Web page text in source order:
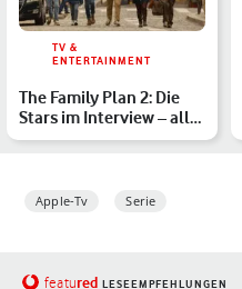
TV &
ENTERTAINMENT
The Family Plan 2: Die
Stars im Interview – alle
Infos zur Fortse…
Apple-Tv Serie
featured LESEEMPFEHLUNGEN